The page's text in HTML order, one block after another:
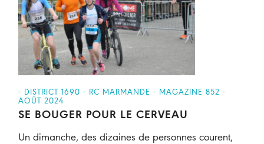
- DISTRICT 1690 - RC MARMANDE - MAGAZINE 852 -
AOÛT 2024
SE BOUGER POUR LE CERVEAU
Un dimanche, des dizaines de personnes courent,